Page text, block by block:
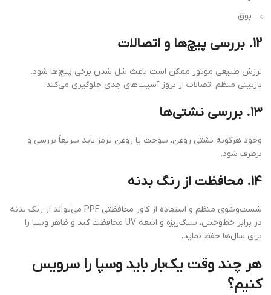
بوق
۱۲. بررسی پیچ‌ها و اتصالات
لرزش طبیعی موتور ممکن است باعث شل شدن برخی پیچ‌ها شود.
بازبینی منظم اتصالات از بروز آسیب‌های جدی جلوگیری می‌کند.
۱۳. بررسی نشتی‌ها
وجود هرگونه نشتی روغن، سوخت یا روغن ترمز باید سریعاً بررسی و
برطرف شود.
۱۴. محافظت از رنگ بدنه
شست‌وشوی منظم و استفاده از کاور محافظتی PPF می‌تواند از رنگ بدنه
در برابر خط‌وخش، سنگ‌ریزه و اشعه UV محافظت کند و ظاهر وسپا را
برای سال‌ها حفظ نماید.
هر چند وقت یک‌بار باید وسپا را سرویس
کنیم؟